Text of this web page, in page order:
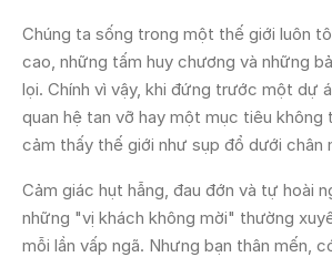
Chúng ta sống trong một thế giới luôn
cao, những tấm huy chương và những
lọi. Chính vì vậy, khi đứng trước một dự
quan hệ tan vỡ hay một mục tiêu không
cảm thấy thế giới như sụp đổ dưới chân
Cảm giác hụt hẫng, đau đớn và tự hoài
những "vị khách không mời" thường
mỗi lần vấp ngã. Nhưng bạn thân mến,